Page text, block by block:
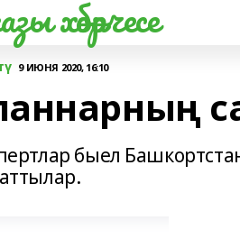
хәбәрчесе
9 ИЮНЯ 2020, 16:10
быел